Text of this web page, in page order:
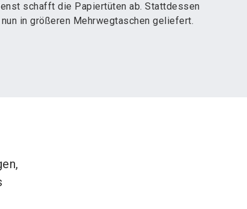
schafft die Papiertüten ab. Stattdessen
in größeren Mehrwegtaschen geliefert.